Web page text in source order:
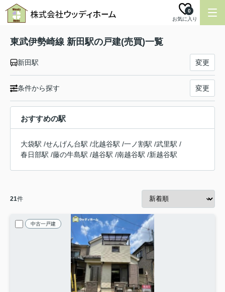
お気に入り
0
東武伊勢崎線 新田駅の戸建(売買)一覧
新田駅 変更
条件から探す 変更
おすすめの駅
大袋駅 /せんげん台駅 /北越谷駅 /一ノ割駅 /武里駅 /
春日部駅 /藤の牛島駅 /越谷駅 /南越谷駅 /新越谷駅
21件
中古一戸建